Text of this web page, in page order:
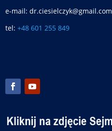
e-mail: dr.ciesielczyk@gmail.com
tel:+48 601 255 849